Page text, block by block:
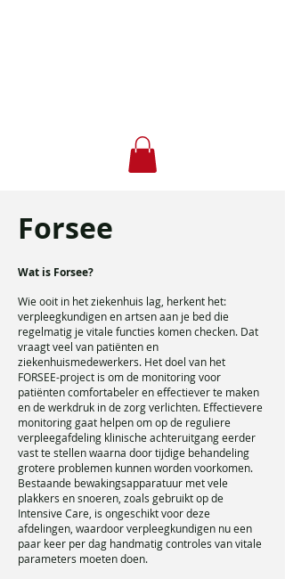
Forsee
Wat is Forsee?
Wie ooit in het ziekenhuis lag, herkent het:
verpleegkundigen en artsen aan je bed die
regelmatig je vitale functies komen checken. Dat
vraagt veel van patiënten en
ziekenhuismedewerkers. Het doel van het
FORSEE-project is om de monitoring voor
patiënten comfortabeler en effectiever te maken
en de werkdruk in de zorg verlichten. Effectievere
monitoring gaat helpen om op de reguliere
verpleegafdeling klinische achteruitgang eerder
vast te stellen waarna door tijdige behandeling
grotere problemen kunnen worden voorkomen.
Bestaande bewakingsapparatuur met vele
plakkers en snoeren, zoals gebruikt op de
Intensive Care, is ongeschikt voor deze
afdelingen, waardoor verpleegkundigen nu een
paar keer per dag handmatig controles van vitale
parameters moeten doen.